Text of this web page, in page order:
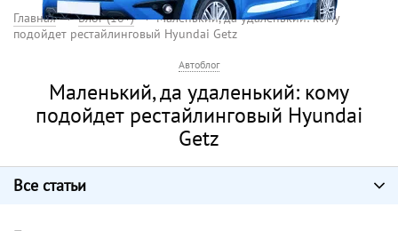
Главная Блог (18+)
Маленький, да удаленький: кому
подойдет рестайлинговый Hyundai Getz
Автоблог
Маленький, да удаленький: кому
подойдет рестайлинговый Hyundai
Getz
Все статьи